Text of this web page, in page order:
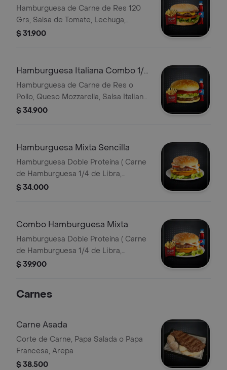
Hamburguesa de Carne de Res 120
Grs, Salsa de Tomate, Lechuga,
Rodaja de Tomate, Queso, Papa
$ 31.900
Hamburguesa Italiana Combo 1/4
de Libra
Hamburguesa de Carne de Res o
Pollo, Queso Mozzarella, Salsa Italiana,
Lechuga, Rodaja de Tomate, Queso,
$ 34.900
Hamburguesa Mixta Sencilla
Hamburguesa Doble Proteína ( Carne
de Hamburguesa 1/4 de Libra,
Hamburguesa de Pollo de 1/4 de
$ 34.000
Combo Hamburguesa Mixta
Hamburguesa Doble Proteína ( Carne
de Hamburguesa 1/4 de Libra,
Hamburguesa de Pollo de 1/4 de
Papa Francesa, Bebida Personal
$ 39.900
Carnes
Carne Asada
Corte de Carne, Papa Salada o Papa
Francesa, Arepa
$ 38.500